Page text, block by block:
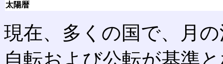
太陽暦
現在、多くの国で、月
自転および公転が基準